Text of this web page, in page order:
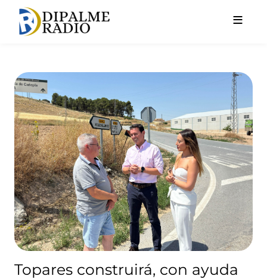
Topares construirá, con
Topares construirá, con ayuda